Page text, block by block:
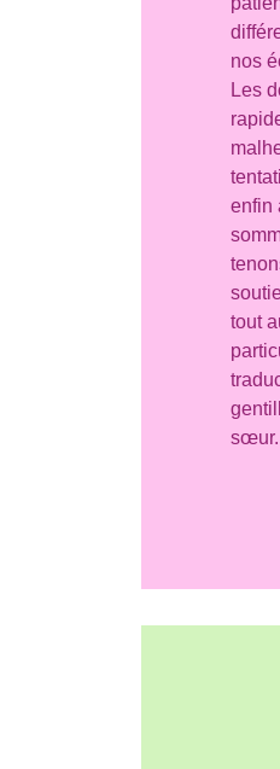
nos
Les
enfin
tout
sœur.